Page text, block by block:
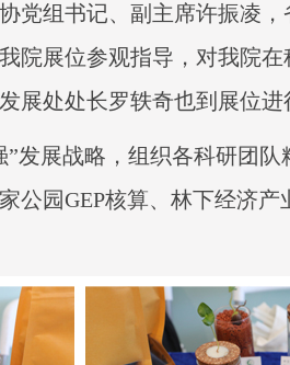
党组书记、副主席许振凌
院展位参观指导，对我院
展处处长罗轶奇也到展位进
发展战略，组织各科研团
公园GEP核算、林下经济